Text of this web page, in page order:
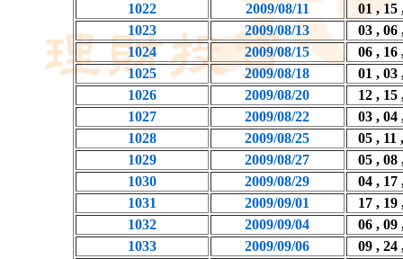
1022
2009/08/11
01 , 15
1023
2009/08/13
03 , 06
1024
2009/08/15
06 , 16
1025
2009/08/18
01 , 03
1026
2009/08/20
12 ,
1027
2009/08/22
03 , 04
1028
2009/08/25
05 , 11
1029
2009/08/27
05 , 08
1030
2009/08/29
04 , 17
1031
2009/09/01
17 ,
1032
2009/09/04
06 , 09
1033
2009/09/06
09 , 24